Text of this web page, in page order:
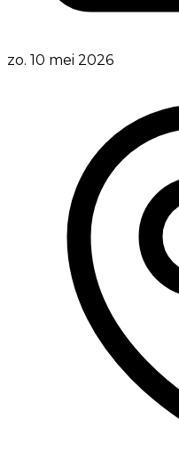
zo. 10 mei 2026